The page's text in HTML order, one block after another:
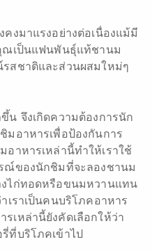
งมาแรงอย่างต่อเนื่องแม้มี
เป็นแฟนพันธุ์แท้ชานม
สชาติและส่วนผสมใหม่ๆ
น จึงเกิดความต้องการนัก
มอาหารเพื่อป้องกันการ
าหารเหล่านี้ทำให้เราใช้
ณ์ของนักชิมที่จะลองชานม
ไก่ทอดหรือขนมหวานแทน
เราเป็นคนบริโภคอาหาร
เหล่านี้ยังคัดเลือกให้ว่า
ที่บริโภคเข้าไป